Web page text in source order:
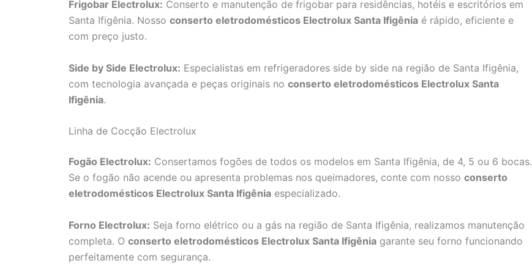
Frigobar Electrolux: Conserto e manutenção de frigobar para residências, hotéis e escritórios em
Santa Ifigênia. Nosso conserto eletrodomésticos Electrolux Santa Ifigênia é rápido, eficiente e
com preço justo.
Side by Side Electrolux: Especialistas em refrigeradores side by side na região de Santa Ifigênia,
com tecnologia avançada e peças originais no conserto eletrodomésticos Electrolux Santa
Ifigênia.
Linha de Cocção Electrolux
Fogão Electrolux: Consertamos fogões de todos os modelos em Santa Ifigênia, de 4, 5 ou 6 bocas.
Se o fogão não acende ou apresenta problemas nos queimadores, conte com nosso conserto
eletrodomésticos Electrolux Santa Ifigênia especializado.
Forno Electrolux: Seja forno elétrico ou a gás na região de Santa Ifigênia, realizamos manutenção
completa. O conserto eletrodomésticos Electrolux Santa Ifigênia garante seu forno funcionando
perfeitamente com segurança.